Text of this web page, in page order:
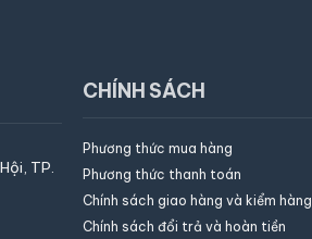
TP.
CHÍNH SÁCH
Phương thức mua hàng
Phương thức thanh toán
Chính sách giao hàng và kiểm hàng
Chính sách đổi trả và hoàn tiền
AI Assistant
Trực tuyến